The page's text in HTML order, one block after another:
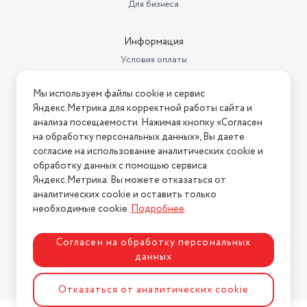
Для бизнеса
Информация
Условия оплаты
Условия возврата
Нашли ошибку на сайте? Напишите нам
2026 © Интернет-магазин "АстМаркет". У нас есть всё!
Политика конфиденциальности
Разработка сайтаASTDESIGN
Мы используем файлы cookie и сервис
Яндекс.Метрика для корректной работы сайта и
анализа посещаемости. Нажимая кнопку «Согласен
на обработку персональных данных», Вы даете
согласие на использование аналитических cookie и
обработку данных с помощью сервиса
Яндекс.Метрика. Вы можете отказаться от
аналитических cookie и оставить только
необходимые cookie.Подробнее.
Согласен на обработку персональных
данных
Отказаться от аналитических cookie